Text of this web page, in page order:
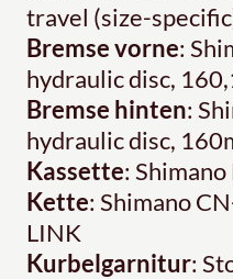
travel (size-
Bremse vorne:
hydraulic disc,
Bremse hinten:
hydraulic disc,
Kassette:
Kette: Shimano
LINK
Kurbelgarnitur: